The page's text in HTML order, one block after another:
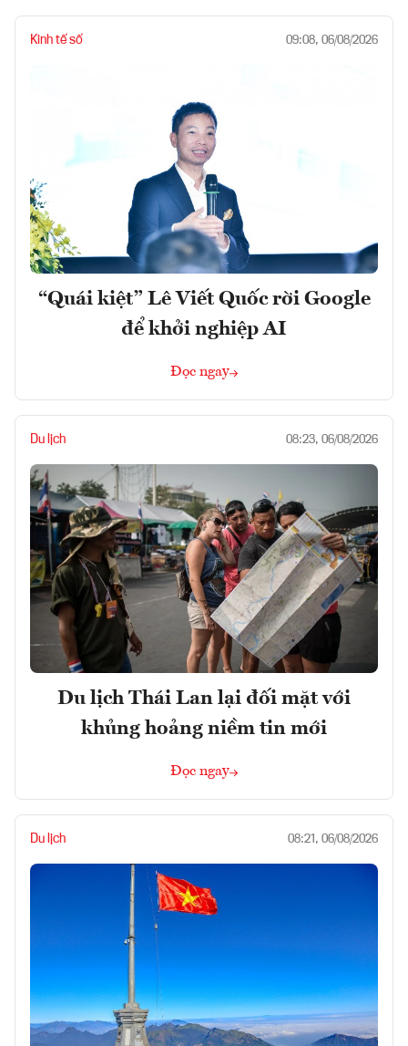
Kinh tế số 09:08, 06/08/2026
“Quái kiệt” Lê Viết Quốc rời Google
để khởi nghiệp AI
Đọc ngay
Du lịch 08:23, 06/08/2026
Du lịch Thái Lan lại đối mặt với
khủng hoảng niềm tin mới
Đọc ngay
Du lịch 08:21, 06/08/2026